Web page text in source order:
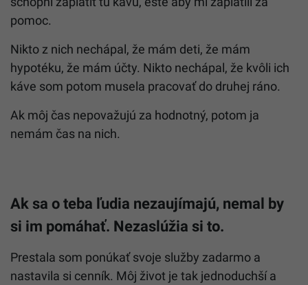
pomoc.
Nikto z nich nechápal, že mám deti, že mám
hypotéku, že mám účty. Nikto nechápal, že kvôli ich
káve som potom musela pracovať do druhej ráno.
Ak môj čas nepovažujú za hodnotný, potom ja
nemám čas na nich.
Ak sa o teba ľudia nezaujímajú, nemal by
si im pomáhať. Nezaslúžia si to.
Prestala som ponúkať svoje služby zadarmo a
nastavila si cenník. Môj život je tak jednoduchší a